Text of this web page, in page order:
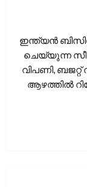
ഇന്ത്യൻ
ചെയ്യുന്ന
വിപണി, ബജറ്റ്
ആഴത്തിൽ